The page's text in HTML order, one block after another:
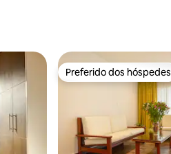
hóspedes Preferido dos hóspedes
Preferido dos hóspedes